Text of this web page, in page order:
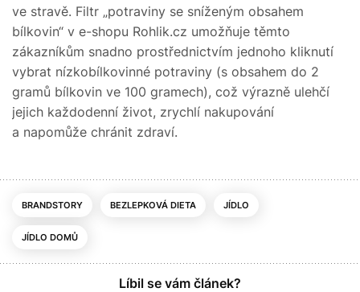
ve stravě. Filtr „potraviny se sníženým obsahem
bílkovin“ v e-shopu Rohlik.cz umožňuje těmto
zákazníkům snadno prostřednictvím jednoho kliknutí
vybrat nízkobílkovinné potraviny (s obsahem do 2
gramů bílkovin ve 100 gramech), což výrazně ulehčí
jejich každodenní život, zrychlí nakupování
a napomůže chránit zdraví.
BRANDSTORY BEZLEPKOVÁ DIETA JÍDLO
JÍDLO DOMŮ
Líbil se vám článek?